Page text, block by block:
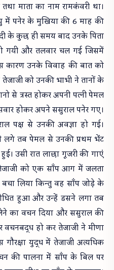
माता का नाम रामकंवरी था।
में पनेर के मुखिया की 6 माह की
के कुछ ही समय बाद उनके पिता
गयी और तलवार चल गई जिसमें
कारण उनके विवाह की बात को
को उनकी भाभी ने तानों के
से त्रस्त होकर अपनी पत्नी पेमल
होकर अपने ससुराल पनेर गए।
पक्ष से उनकी अवज्ञा हो गई।
लगे तब पेमल से उनकी प्रथम भेंट
उसी रात लाछा गूजरी की गाएं
को एक साँप आग में जलता
लिया किन्तु वह साँप जोड़े के
हुआ और उन्हें डसने लगा तब
का वचन दिया और ससुराल की
वचनबद्ध हो कर तेजाजी ने मीणा
युद्ध में तेजाजी अत्यधिक
की पालना में साँप के बिल पर